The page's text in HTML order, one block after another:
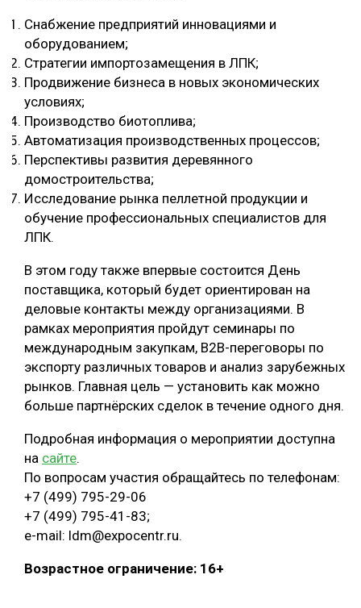
Снабжение предприятий инновациями и
оборудованием;
Стратегии импортозамещения в ЛПК;
Продвижение бизнеса в новых экономических
условиях;
Производство биотоплива;
Автоматизация производственных процессов;
Перспективы развития деревянного
домостроительства;
Исследование рынка пеллетной продукции и
обучение профессиональных специалистов для
ЛПК.
В этом году также впервые состоится День
поставщика, который будет ориентирован на
деловые контакты между организациями. В
рамках мероприятия пройдут семинары по
международным закупкам, B2B-переговоры по
экспорту различных товаров и анализ зарубежных
рынков. Главная цель — установить как можно
больше партнёрских сделок в течение одного дня.
Подробная информация о мероприятии доступна
на сайте.
По вопросам участия обращайтесь по телефонам:
+7 (499) 795-29-06
+7 (499) 795-41-83;
e-mail: ldm@expocentr.ru.
Возрастное ограничение: 16+